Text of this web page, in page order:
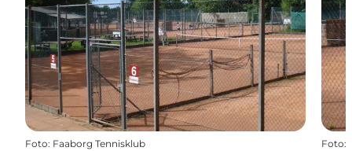
Foto: Faaborg Tennisklub Foto: